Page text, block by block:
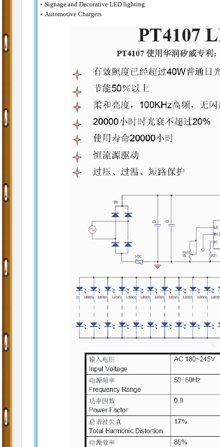
﹡Signage and Decorative LED lighting
﹡Automotive Chargers